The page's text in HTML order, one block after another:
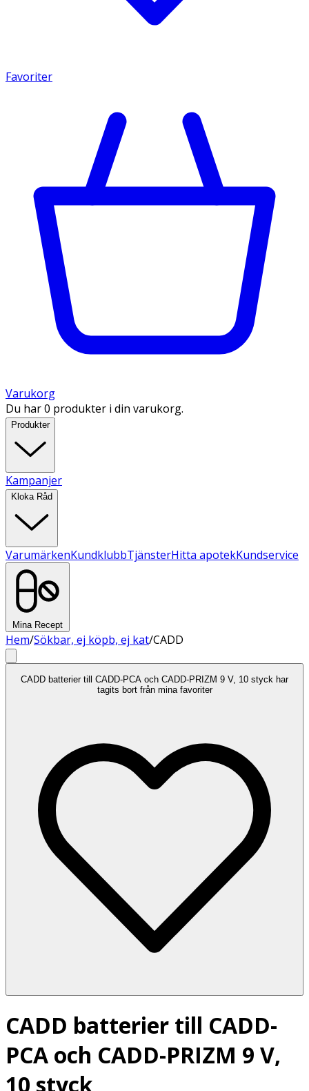
Favoriter
Varukorg
Du har 0 produkter i din varukorg.
Produkter
Kampanjer
Kloka Råd
VarumärkenKundklubbTjänsterHitta apotekKundservice
Mina Recept
Hem/Sökbar, ej köpb, ej kat/CADD
CADD batterier till CADD-PCA och CADD-PRIZM 9 V, 10 styck har
tagits bort från mina favoriter
CADD batterier till CADD-
PCA och CADD-PRIZM 9 V,
10 styck